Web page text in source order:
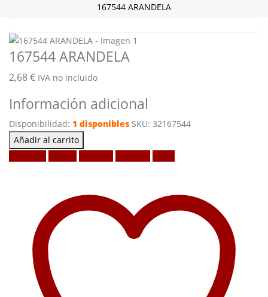
167544 ARANDELA
167544 ARANDELA
2,68€ IVA no incluido
Información adicional
Disponibilidad: 1 disponibles SKU: 32167544
Añadir al carrito